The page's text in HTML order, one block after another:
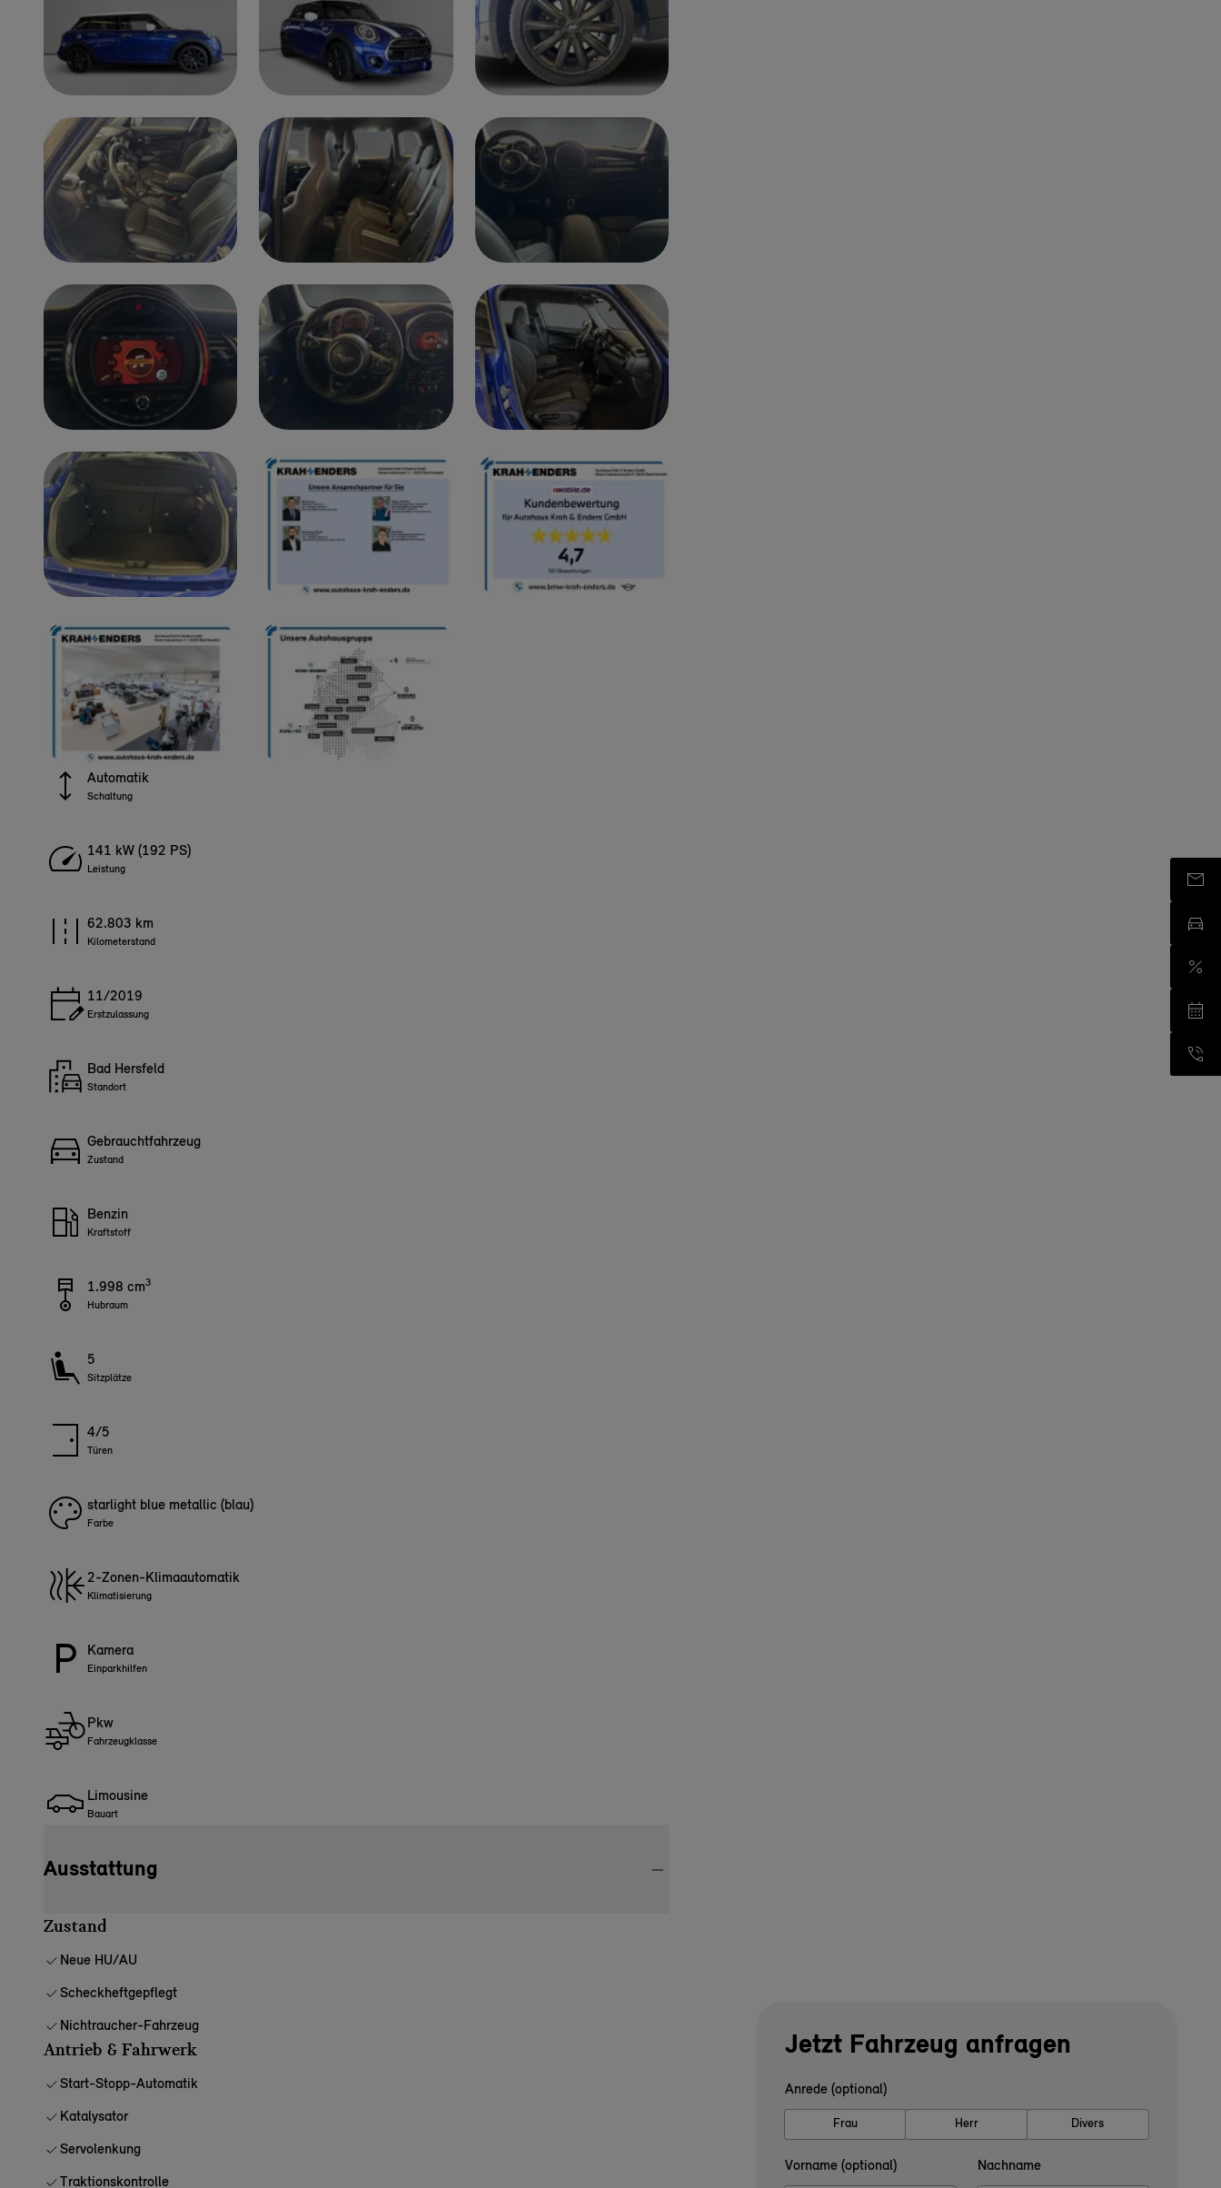
Automatik
Schaltung
141 kW (192 PS)
Leistung
62.803 km
Kilometerstand
11/2019
Erstzulassung
Bad Hersfeld
Standort
Gebrauchtfahrzeug
Zustand
Benzin
Kraftstoff
1.998 cm3
Hubraum
5
Sitzplätze
4/5
Türen
starlight blue metallic (blau)
Farbe
2-Zonen-Klimaautomatik
Klimatisierung
Kamera
Einparkhilfen
Pkw
Fahrzeugklasse
Limousine
Bauart
Ausstattung
Zustand
Neue HU/AU
Scheckheftgepflegt
Nichtraucher-Fahrzeug
Antrieb & Fahrwerk
Start-Stopp-Automatik
Katalysator
Servolenkung
Traktionskontrolle
Jetzt Fahrzeug anfragen
Anrede (optional)
Frau Herr Divers
Vorname (optional) Nachname